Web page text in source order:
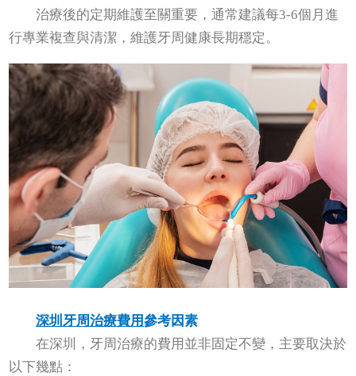
治療後的定期維護至關重要，通常建議每3-6個月進
行專業複查與清潔，維護牙周健康長期穩定。
深圳牙周治療費用參考因素
在深圳，牙周治療的費用並非固定不變，主要取決於
以下幾點：